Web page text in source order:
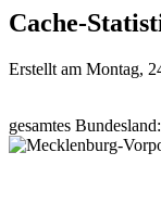
Cache-
Erstellt am Montag,
gesamtes Bundesland: